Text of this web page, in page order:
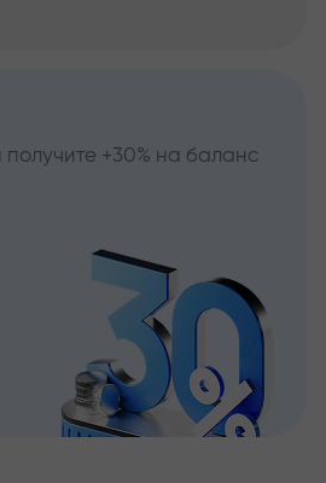
получите +30% на баланс